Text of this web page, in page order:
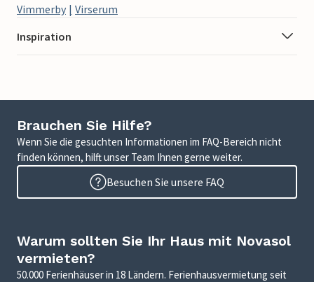
Vimmerby
Virserum
Inspiration
Brauchen Sie Hilfe?
Wenn Sie die gesuchten Informationen im FAQ-Bereich nicht
finden können, hilft unser Team Ihnen gerne weiter.
Besuchen Sie unsere FAQ
Warum sollten Sie Ihr Haus mit Novasol
vermieten?
50.000 Ferienhäuser in 18 Ländern. Ferienhausvermietung seit